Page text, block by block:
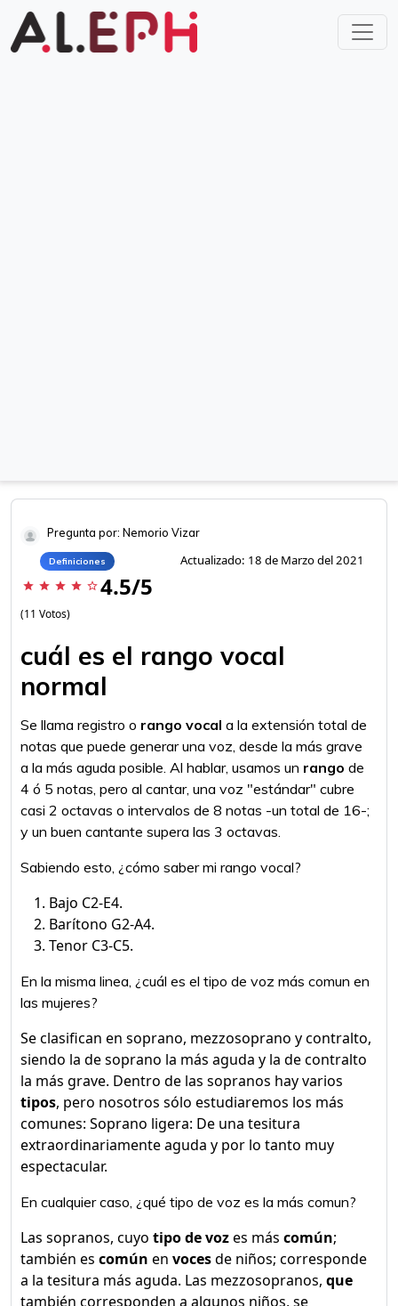
Pregunta por: Nemorio Vizar
Definiciones Actualizado: 18 de Marzo del 2021
star star star star star_border 4.5/5
(11 Votos)
cuál es el rango vocal
normal
Se llama registro o rango vocal a la extensión total de
notas que puede generar una voz, desde la más grave
a la más aguda posible. Al hablar, usamos un rango de
4 ó 5 notas, pero al cantar, una voz "estándar" cubre
casi 2 octavas o intervalos de 8 notas -un total de 16-;
y un buen cantante supera las 3 octavas.
Sabiendo esto, ¿cómo saber mi rango vocal?
Bajo C2-E4.
Barítono G2-A4.
Tenor C3-C5.
En la misma linea, ¿cuál es el tipo de voz más comun en
las mujeres?
Se clasifican en soprano, mezzosoprano y contralto,
siendo la de soprano la más aguda y la de contralto
la más grave. Dentro de las sopranos hay varios
tipos, pero nosotros sólo estudiaremos los más
comunes: Soprano ligera: De una tesitura
extraordinariamente aguda y por lo tanto muy
espectacular.
En cualquier caso, ¿qué tipo de voz es la más comun?
Las sopranos, cuyo tipo de vozes más común;
también es común en vocesde niños; corresponde
a la tesitura más aguda. Las mezzosopranos, que
también corresponden a algunos niños, se